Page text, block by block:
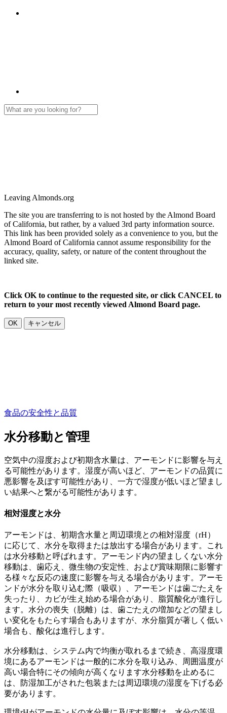
Leaving Almonds.org
The site you are transferring to is not hosted by the Almond Board
of California, but rather, by a valued 3rd party information source.
This link has been provided solely as a convenience to you, but the
Almond Board of California cannot assume responsibility for the
accuracy, quality, safety, or nature of the content throughout the
linked site.
Click OK to continue to the requested site, or click CANCEL to
return to your most recently viewed Almond Board page.
OK キャンセル
食品の安全性と品質
水分移動と管理
空気中の湿度および初期含水量は、アーモンドに影響を与え
る可能性があります。湿度が高いほど、アーモンドの品質に
悪影響を及ぼす可能性があり、一方で湿度が低いほど望まし
い結果へと繋がる可能性があります。
相対湿度と水分
アーモンドは、初期含水量と周辺環境との相対湿度（rH）
に応じて、水分を取得または放出する場合があります。これ
は水分移動と呼ばれます。アーモンド内の望ましくない水分
移動は、歯応え、微生物の安定性、および賞味期限に影響す
る様々な反応の速度に影響を与える場合があります。アーモ
ンドが水分を取り込む際（吸収）、アーモンドは歯ごたえを
失ったり、カビが生え始める場合があり、脂質酸化が進行し
ます。水分の喪失（脱離）は、歯ごたえの増加などの望まし
い変化をもたらす場合もありますが、水分脂質が著しく低い
場合も、酸化は進行します。
水分移動は、システム内で均衡が取れるまで続き、高湿度環
境にあるアーモンドは一般的に水分を取り込み、周囲温度が
高い場合特にその傾向が高くなります水分移動を止めるに
は、防湿加工がされた包装または周辺環境の湿度を下げる必
要があります。